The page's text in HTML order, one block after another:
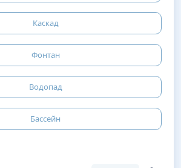
Каскад
Фонтан
Водопад
Бассейн